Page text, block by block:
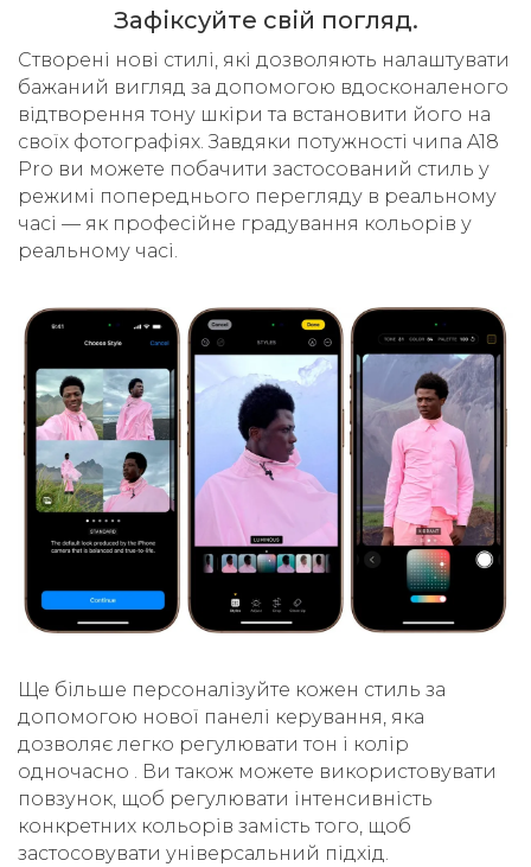
Зафіксуйте свій погляд.
Cтворені нові стилі, які дозволяють налаштувати
бажаний вигляд за допомогою вдосконаленого
відтворення тону шкіри та встановити його на
своїх фотографіях. Завдяки потужності чипа A18
Pro ви можете побачити застосований стиль у
режимі попереднього перегляду в реальному
часі — як професійне градування кольорів у
реальному часі.
Ще більше персоналізуйте кожен стиль за
допомогою нової панелі керування, яка
дозволяє легко регулювати тон і колір
одночасно . Ви також можете використовувати
повзунок, щоб регулювати інтенсивність
конкретних кольорів замість того, щоб
застосовувати універсальний підхід.